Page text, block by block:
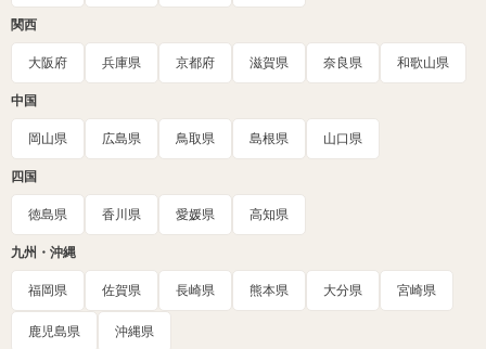
関西
大阪府 兵庫県 京都府 滋賀県 奈良県 和歌山県
中国
岡山県 広島県 鳥取県 島根県 山口県
四国
徳島県 香川県 愛媛県 高知県
九州・沖縄
福岡県 佐賀県 長崎県 熊本県 大分県 宮崎県
鹿児島県 沖縄県